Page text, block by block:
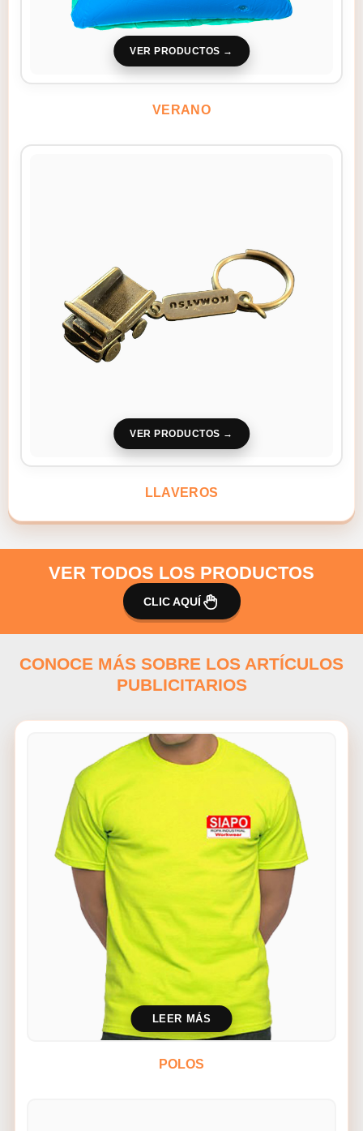
VER PRODUCTOS
VERANO
VER PRODUCTOS
LLAVEROS
VER TODOS LOS PRODUCTOS
CLIC AQUÍ
CONOCE MÁS SOBRE LOS ARTÍCULOS
PUBLICITARIOS
LEER MÁS
POLOS